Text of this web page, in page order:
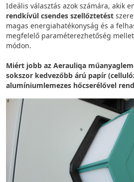
Ideális választás azok számára, akik
rendkívül csendes szellőztetést
magas energiahatékonyság és a
megfelelő paraméterezhetőség
módon.
Miért jobb az Aerauliqa
sokszor kedvezőbb árú papír
alumíniumlemezes hőcserélővel